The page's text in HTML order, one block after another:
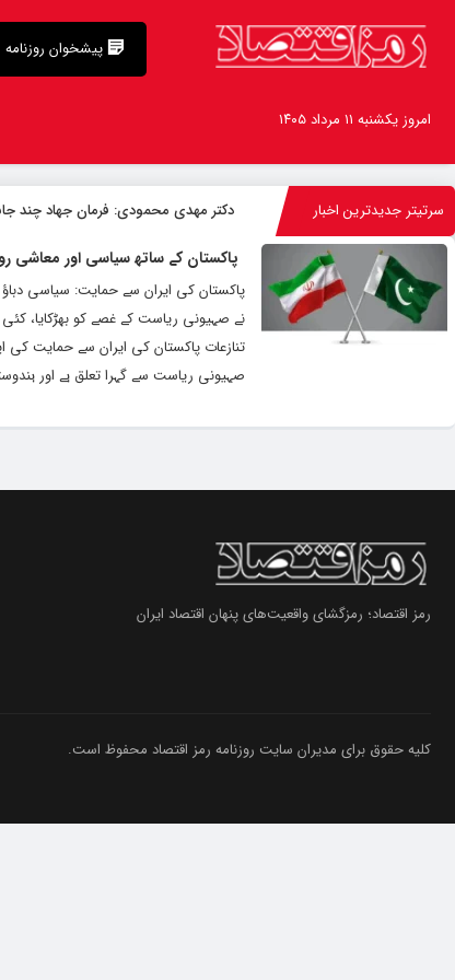
پیشخوان روزنامه
امروز یکشنبه ۱۱ مرداد ۱۴۰۵
سرتیتر جدیدترین اخبار دکتر مهدى محمودى: فرمان جهاد چند
پاکستان کے ساتھ سیاسی اور معاشی
نے صہیونی ریاست کے غصے کو بھڑکایا،
تنازعات پاکستان کی ایران سے حمایت کی
صہیونی ریاست سے گہرا تعلق ہے اور
رمز اقتصاد؛ رمزگشای واقعیت‌های پنهان اقتصاد ایران
کلیه حقوق برای مدیران سایت روزنامه رمز اقتصاد محفوظ است.